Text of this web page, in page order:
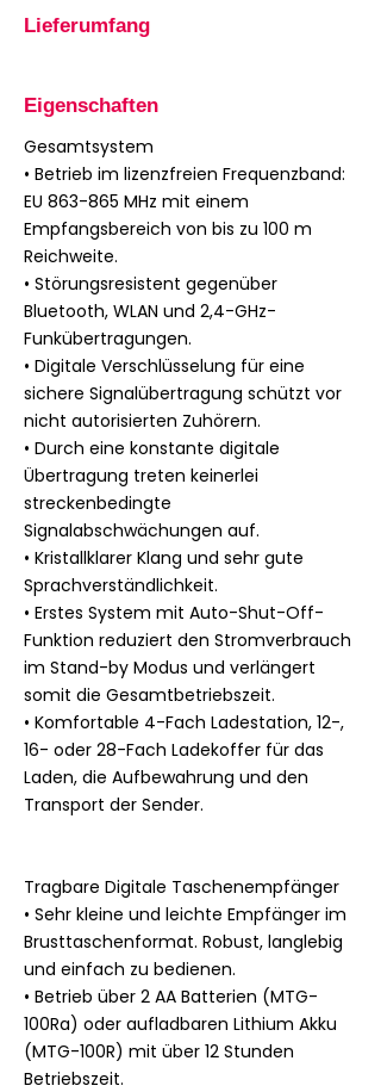
Lieferumfang
Eigenschaften
Gesamtsystem
• Betrieb im lizenzfreien Frequenzband:
EU 863-865 MHz mit einem
Empfangsbereich von bis zu 100 m
Reichweite.
• Störungsresistent gegenüber
Bluetooth, WLAN und 2,4-GHz-
Funkübertragungen.
• Digitale Verschlüsselung für eine
sichere Signalübertragung schützt vor
nicht autorisierten Zuhörern.
• Durch eine konstante digitale
Übertragung treten keinerlei
streckenbedingte
Signalabschwächungen auf.
• Kristallklarer Klang und sehr gute
Sprachverständlichkeit.
• Erstes System mit Auto-Shut-Off-
Funktion reduziert den Stromverbrauch
im Stand-by Modus und verlängert
somit die Gesamtbetriebszeit.
• Komfortable 4-Fach Ladestation, 12-,
16- oder 28-Fach Ladekoffer für das
Laden, die Aufbewahrung und den
Transport der Sender.
Tragbare Digitale Taschenempfänger
• Sehr kleine und leichte Empfänger im
Brusttaschenformat. Robust, langlebig
und einfach zu bedienen.
• Betrieb über 2 AA Batterien (MTG-
100Ra) oder aufladbaren Lithium Akku
(MTG-100R) mit über 12 Stunden
Betriebszeit.